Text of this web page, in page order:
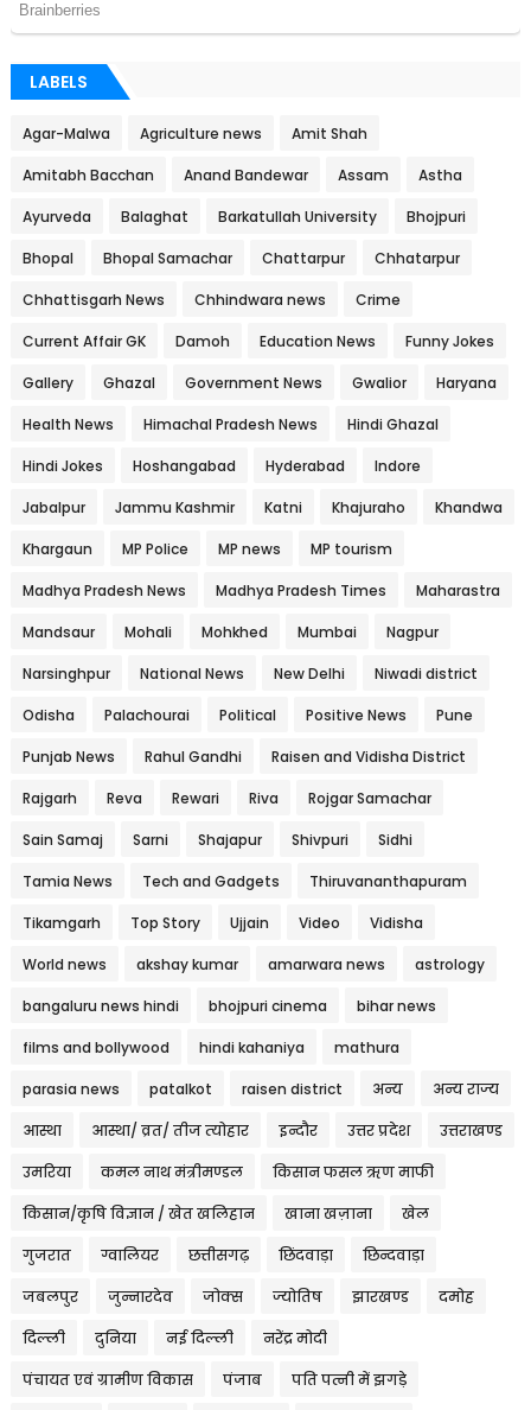
LABELS
Agar-Malwa Agriculture news Amit Shah
Amitabh Bacchan Anand Bandewar Assam Astha
Ayurveda Balaghat Barkatullah University Bhojpuri
Bhopal Bhopal Samachar Chattarpur Chhatarpur
Chhattisgarh News Chhindwara news Crime
Current Affair GK Damoh Education News Funny Jokes
Gallery Ghazal Government News Gwalior Haryana
Health News Himachal Pradesh News Hindi Ghazal
Hindi Jokes Hoshangabad Hyderabad Indore
Jabalpur Jammu Kashmir Katni Khajuraho Khandwa
Khargaun MP Police MP news MP tourism
Madhya Pradesh News Madhya Pradesh Times Maharastra
Mandsaur Mohali Mohkhed Mumbai Nagpur
Narsinghpur National News New Delhi Niwadi district
Odisha Palachourai Political Positive News Pune
Punjab News Rahul Gandhi Raisen and Vidisha District
Rajgarh Reva Rewari Riva Rojgar Samachar
Sain Samaj Sarni Shajapur Shivpuri Sidhi
Tamia News Tech and Gadgets Thiruvananthapuram
Tikamgarh Top Story Ujjain Video Vidisha
World news akshay kumar amarwara news astrology
bangaluru news hindi bhojpuri cinema bihar news
films and bollywood hindi kahaniya mathura
parasia news patalkot raisen district अन्य अन्य राज्य
आस्था आस्था/ व्रत/ तीज त्‍योहार इन्दौर उत्तर प्रदेश उत्तराखण्ड
उमरिया कमल नाथ मंत्रीमण्डल किसान फसल ऋण माफी
किसान/कृषि विज्ञान / खेत खलिहान खाना खज़ाना खेल
गुजरात ग्वालियर छत्तीसगढ़ छिंदवाड़ा छिन्दवाड़ा
जबलपुर जुन्नारदेव जोक्स ज्योतिष झारखण्ड दमोह
दिल्ली दुनिया नई दिल्ली नरेंद्र मोदी
पंचायत एवं ग्रामीण विकास पंजाब पति पत्नी में झगड़े